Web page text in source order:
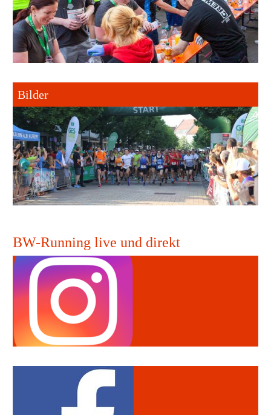
Bilder
BW-Running live und direkt